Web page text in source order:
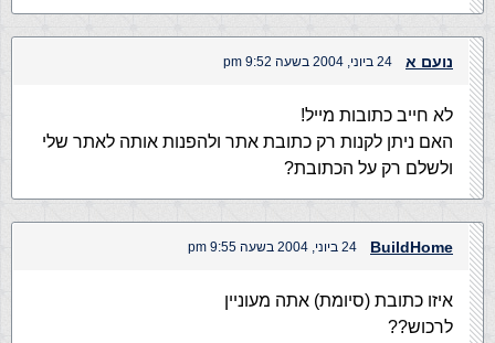
נועם א 24 ביוני, 2004 בשעה 9:52 pm
לא חייב כתובות מייל!
האם ניתן לקנות רק כתובת אתר ולהפנות אותה לאתר שלי
ולשלם רק על הכתובת?
BuildHome 24 ביוני, 2004 בשעה 9:55 pm
איזו כתובת (סיומת) אתה מעוניין
לרכוש??